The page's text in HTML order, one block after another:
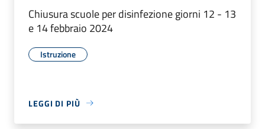
Chiusura scuole per disinfezione giorni 12 - 13
e 14 febbraio 2024
Istruzione
LEGGI DI PIÙ